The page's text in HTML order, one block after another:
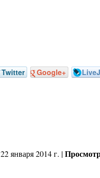
Twitter Google+
22 января 2014 г. |